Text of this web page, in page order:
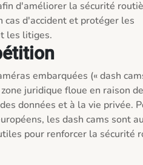
d'améliorer la sécurité
d'accident et protéger les
les litiges.
embarquées (« dash
juridique floue en raison
données et à la vie privée.
les dash cams sont
pour renforcer la sécurité